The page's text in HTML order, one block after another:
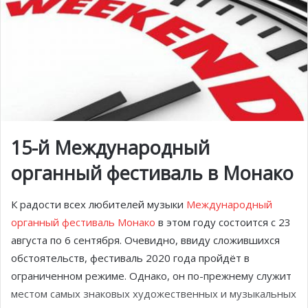
15-й Международный
органный фестиваль в Монако
К радости всех любителей музыки Международный
органный фестиваль Монако в этом году состоится с 23
августа по 6 сентября. Очевидно, ввиду сложившихся
обстоятельств, фестиваль 2020 года пройдёт в
ограниченном режиме. Однако, он по-прежнему служит
местом самых знаковых художественных и музыкальных